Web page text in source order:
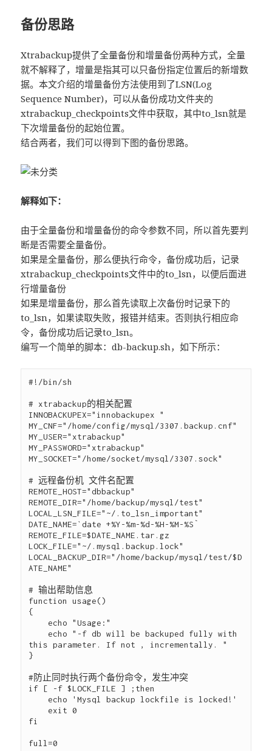
备份思路
Xtrabackup提供了全量备份和增量备份两种方式，全量
就不解释了，增量是指其可以只备份指定位置后的新增数
据。本文介绍的增量备份方法使用到了LSN(Log
Sequence Number)，可以从备份成功文件夹的
xtrabackup_checkpoints文件中获取，其中to_lsn就是
下次增量备份的起始位置。
结合两者，我们可以得到下图的备份思路。
解释如下：
由于全量备份和增量备份的命令参数不同，所以首先要判
断是否需要全量备份。
如果是全量备份，那么便执行命令，备份成功后，记录
xtrabackup_checkpoints文件中的to_lsn，以便后面进
行增量备份
如果是增量备份，那么首先读取上次备份时记录下的
to_lsn，如果读取失败，报错并结束。否则执行相应命
令，备份成功后记录to_lsn。
编写一个简单的脚本：db-backup.sh，如下所示：
#!/bin/sh
# xtrabackup的相关配置
INNOBACKUPEX="innobackupex "
MY_CNF="/home/config/mysql/3307.backup.cnf"
MY_USER="xtrabackup"
MY_PASSWORD="xtrabackup"
MY_SOCKET="/home/socket/mysql/3307.sock"
# 远程备份机 文件名配置
REMOTE_HOST="dbbackup"
REMOTE_DIR="/home/backup/mysql/test"
LOCAL_LSN_FILE="~/.to_lsn_important"
DATE_NAME=`date +%Y-%m-%d-%H-%M-%S`
REMOTE_FILE=$DATE_NAME.tar.gz
LOCK_FILE="~/.mysql.backup.lock"
LOCAL_BACKUP_DIR="/home/backup/mysql/test/$D
ATE_NAME"
# 输出帮助信息
function usage()
{
    echo "Usage:"
    echo "-f db will be backuped fully with
this parameter. If not , incrementally. "
}
#防止同时执行两个备份命令，发生冲突
if [ -f $LOCK_FILE ] ;then
    echo 'Mysql backup lockfile is locked!'
    exit 0
fi
full=0